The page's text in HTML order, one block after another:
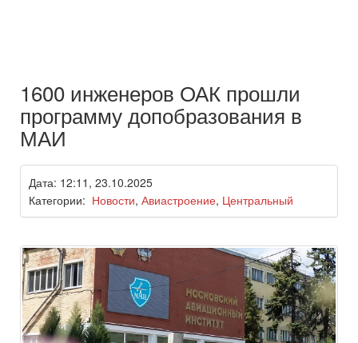
1600 инженеров ОАК прошли
программу допобразования в
МАИ
Дата: 12:11, 23.10.2025
Категории: Новости, Авиастроение, Центральный